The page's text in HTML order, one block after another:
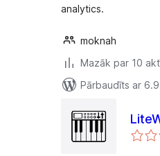
analytics.
moknah
Mazāk par 10
Pārbaudīts ar